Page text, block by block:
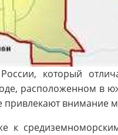
который
расположенном в
внимание
к